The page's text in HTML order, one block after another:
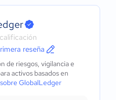
reseña
de riesgos, vigilancia e
activos basados en
GlobalLedger